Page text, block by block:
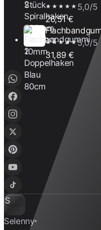
★★★★★ 5,0/5
26,51 €
★★★★★5,0/5
31,89 €
S
Selenny®